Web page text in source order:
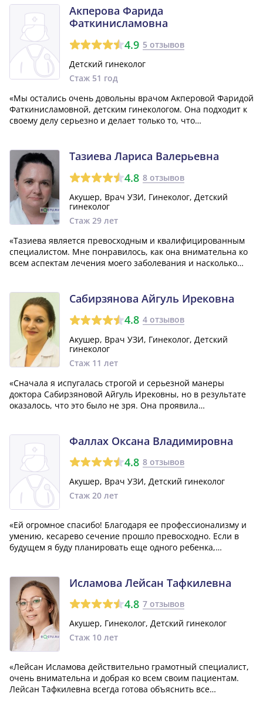
врачом они будут в надежных руках!»
Акперова Фарида
Фаткинисламовна
4.9 5 отзывов
Детский гинеколог
Стаж 51 год
«Мы остались очень довольны врачом Акперовой Фаридой
Фаткинисламовной, детским гинекологом. Она подходит к
своему делу серьезно и делает только то, что
определенно рекомендуем ее всем!»
Тазиева Лариса Валерьевна
4.8 8 отзывов
Акушер, Врач УЗИ, Гинеколог, Детский
гинеколог
Стаж 29 лет
«Тазиева является превосходным и квалифицированным
специалистом. Мне понравилось, как она внимательна ко
всем аспектам лечения моего заболевания и насколько
Сабирзянова Айгуль Ирековна
4.8 4 отзывов
Акушер, Врач УЗИ, Гинеколог, Детский
гинеколог
Стаж 11 лет
«Сначала я испугалась строгой и серьезной манеры
доктора Сабирзяновой Айгуль Ирековны, но в результате
оказалось, что это было не зря. Она проявила
человечное отношение. Мне было приятно иметь...»
Фаллах Оксана Владимировна
4.8 8 отзывов
Акушер, Врач УЗИ, Детский гинеколог
Стаж 20 лет
«Ей огромное спасибо! Благодаря ее профессионализму и
умению, кесарево сечение прошло превосходно. Если в
будущем я буду планировать еще одного ребенка,
Исламова Лейсан Тафкилевна
4.8 7 отзывов
Акушер, Гинеколог, Детский гинеколог
Стаж 10 лет
«Лейсан Исламова действительно грамотный специалист,
очень внимательна и добрая ко всем своим пациентам.
Лейсан Тафкилевна всегда готова объяснить все